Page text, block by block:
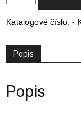
LIŠKA
Katalogové číslo: -
Popis
Popis